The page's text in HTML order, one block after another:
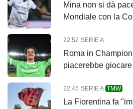
Mina non si dà
Mondiale con la
22:52 SERIE A
Roma in
piacerebbe
22:45 SERIE A TMW
La Fiorentina fa